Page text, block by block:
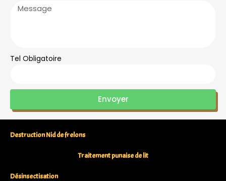
Tel Obligatoire
Envoyer
Destruction Nid de frelons
Traitement punaise de lit
Désinsectisation